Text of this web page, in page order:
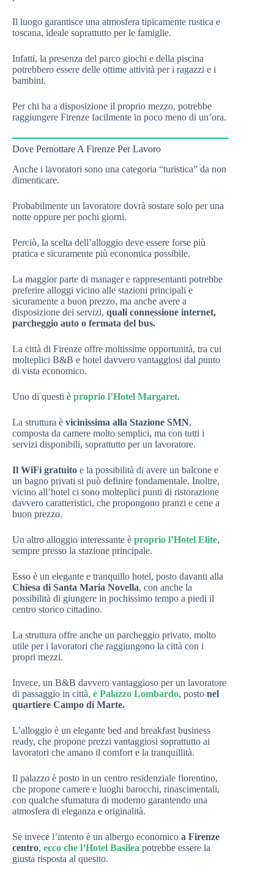
Il luogo garantisce una atmosfera tipicamente rustica e
toscana, ideale soprattutto per le famiglie.
Infatti, la presenza del parco giochi e della piscina
potrebbero essere delle ottime attività per i ragazzi e i
bambini.
Per chi ha a disposizione il proprio mezzo, potrebbe
raggiungere Firenze facilmente in poco meno di un’ora.
Dove Pernottare A Firenze Per Lavoro
Anche i lavoratori sono una categoria “turistica” da non
dimenticare.
Probabilmente un lavoratore dovrà sostare solo per una
notte oppure per pochi giorni.
Perciò, la scelta dell’alloggio deve essere forse più
pratica e sicuramente più economica possibile.
La maggior parte di manager e rappresentanti potrebbe
preferire alloggi vicino alle stazioni principali e
sicuramente a buon prezzo, ma anche avere a
disposizione dei servizi, quali connessione internet,
parcheggio auto o fermata del bus.
La città di Firenze offre moltissime opportunità, tra cui
molteplici B&B e hotel davvero vantaggiosi dal punto
di vista economico.
Uno di questi è proprio l’Hotel Margaret.
La struttura è vicinissima alla Stazione SMN,
composta da camere molto semplici, ma con tutti i
servizi disponibili, soprattutto per un lavoratore.
Il WiFi gratuito e la possibilità di avere un balcone e
un bagno privati si può definire fondamentale. Inoltre,
vicino all’hotel ci sono molteplici punti di ristorazione
davvero caratteristici, che propongono pranzi e cene a
buon prezzo.
Un altro alloggio interessante è proprio l’Hotel Elite,
sempre presso la stazione principale.
Esso è un elegante e tranquillo hotel, posto davanti alla
Chiesa di Santa Maria Novella, con anche la
possibilità di giungere in pochissimo tempo a piedi il
centro storico cittadino.
La struttura offre anche un parcheggio privato, molto
utile per i lavoratori che raggiungono la città con i
propri mezzi.
Invece, un B&B davvero vantaggioso per un lavoratore
di passaggio in città, è Palazzo Lombardo, posto nel
quartiere Campo di Marte.
L’alloggio è un elegante bed and breakfast business
ready, che propone prezzi vantaggiosi soprattutto ai
lavoratori che amano il comfort e la tranquillità.
Il palazzo è posto in un centro residenziale fiorentino,
che propone camere e luoghi barocchi, rinascimentali,
con qualche sfumatura di moderno garantendo una
atmosfera di eleganza e originalità.
Se invece l’intento è un albergo economico a Firenze
centro, ecco che l’Hotel Basilea potrebbe essere la
giusta risposta al quesito.